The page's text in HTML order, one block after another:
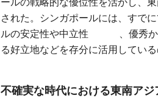
ールの戦略的な優位性を活かし、
された。シンガポールには、すで
ル​​​の安定性や中立性​ ​​​ ​、優秀か
る好立地などを存分に活用している
不確実な時代における東南アジ